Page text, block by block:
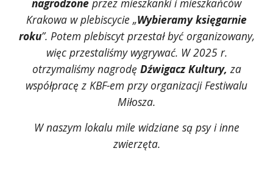
nagrodzone przez mieszkanki i mieszkańców
Krakowa w plebiscycie „Wybieramy księgarnie
roku”. Potem plebiscyt przestał być organizowany,
więc przestaliśmy wygrywać. W 2025 r.
otrzymaliśmy nagrodę Dźwigacz Kultury, za
współpracę z KBF-em przy organizacji Festiwalu
Miłosza.
W naszym lokalu mile widziane są psyi inne
zwierzęta.